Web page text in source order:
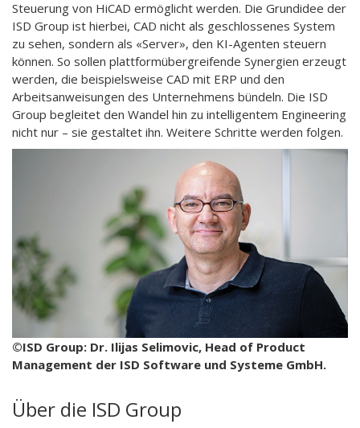
Steuerung von HiCAD ermöglicht werden. Die Grundidee der
ISD Group ist hierbei, CAD nicht als geschlossenes System
zu sehen, sondern als «Server», den KI-Agenten steuern
können. So sollen plattformübergreifende Synergien erzeugt
werden, die beispielsweise CAD mit ERP und den
Arbeitsanweisungen des Unternehmens bündeln. Die ISD
Group begleitet den Wandel hin zu intelligentem Engineering
nicht nur – sie gestaltet ihn. Weitere Schritte werden folgen.
©ISD Group: Dr. Ilijas Selimovic, Head of Product
Management der ISD Software und Systeme GmbH.
Über die ISD Group